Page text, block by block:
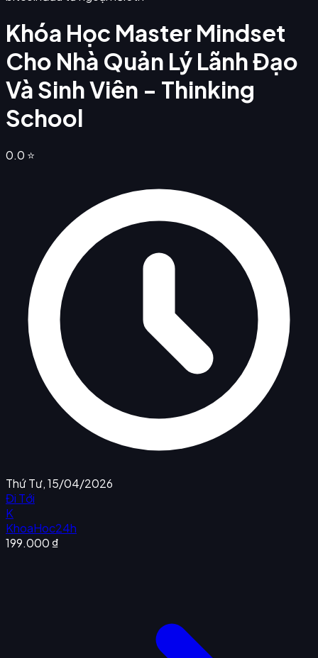
Khóa Học Master Mindset
Cho Nhà Quản Lý Lãnh Đạo
Và Sinh Viên - Thinking
School
0.0 ⭐
Thứ Tư, 15/04/2026
Đi Tới
K
KhoaHoc24h
199.000 ₫